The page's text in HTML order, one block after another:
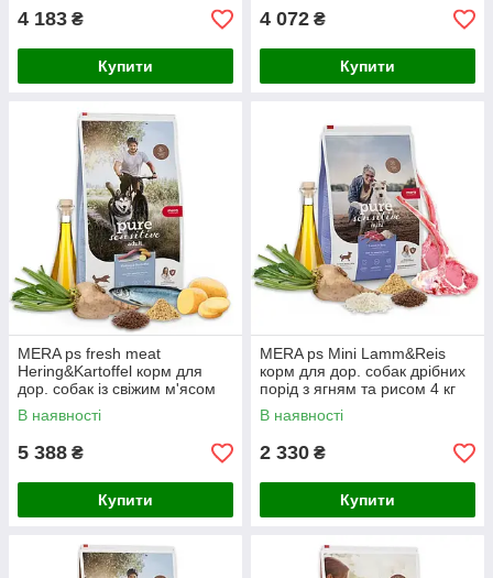
4 183 ₴
Купити
4 072 ₴
Купити
MERA ps fresh meat
Hering&Kartoffel корм для
дор. собак із свіжим м'ясом
оселедця і картоплі; без/зерн
В наявності
5 388 ₴
Купити
MERA ps Mini Lamm&Reis
корм для дор. собак дрібних
порід з ягням та рисом 4 кг
(108)
В наявності
2 330 ₴
Купити